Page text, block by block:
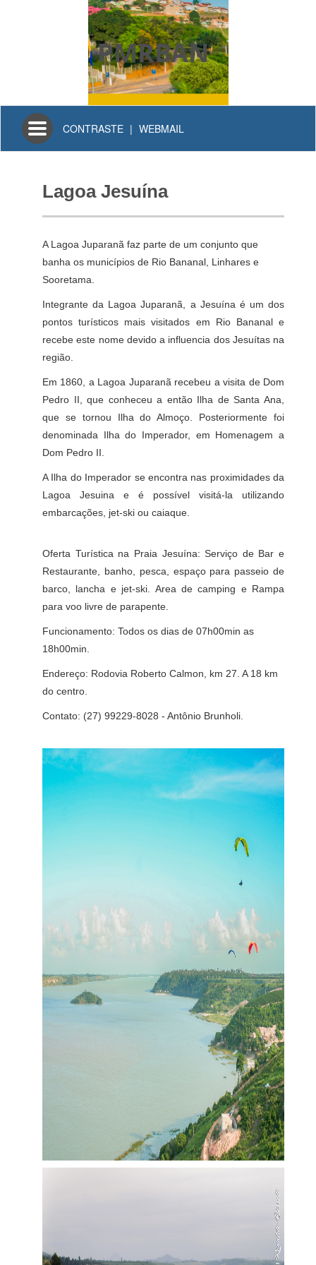
PMRBAN
Toggle
navigation
CONTRASTE | WEBMAIL
Lagoa Jesuína
A Lagoa Juparanã faz parte de um conjunto que
banha os municípios de Rio Bananal, Linhares e
Sooretama.
Integrante da Lagoa Juparanã, a Jesuína é um dos
pontos turísticos mais visitados em Rio Bananal e
recebe este nome devido a influencia dos Jesuítas na
região.
Em 1860, a Lagoa Juparanã recebeu a visita de Dom
Pedro II, que conheceu a então Ilha de Santa Ana,
que se tornou Ilha do Almoço. Posteriormente foi
denominada Ilha do Imperador, em Homenagem a
Dom Pedro II.
A Ilha do Imperador se encontra nas proximidades da
Lagoa Jesuina e é possível visitá-la utilizando
embarcações, jet-ski ou caiaque.
Oferta Turística na Praia Jesuína: Serviço de Bar e
Restaurante, banho, pesca, espaço para passeio de
barco, lancha e jet-ski. Area de camping e Rampa
para voo livre de parapente.
Funcionamento: Todos os dias de 07h00min as
18h00min.
Endereço: Rodovia Roberto Calmon, km 27. A 18 km
do centro.
Contato: (27) 99229-8028 - Antônio Brunholi.